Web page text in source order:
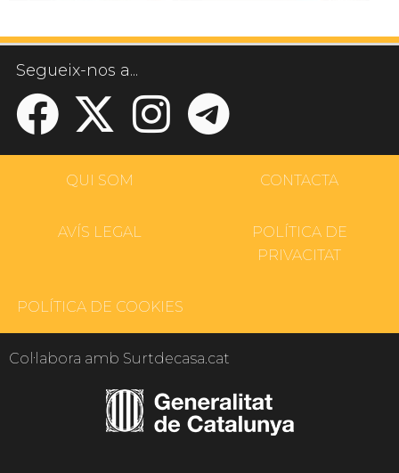
Segueix-nos a...
QUI SOM CONTACTA
AVÍS LEGAL
POLÍTICA DE
PRIVACITAT
POLÍTICA DE COOKIES
Col·labora amb Surtdecasa.cat